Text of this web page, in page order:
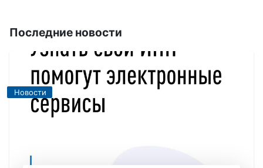
Последние новости
Новости